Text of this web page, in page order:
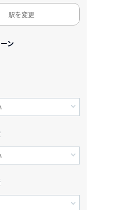
駅を変更
ン